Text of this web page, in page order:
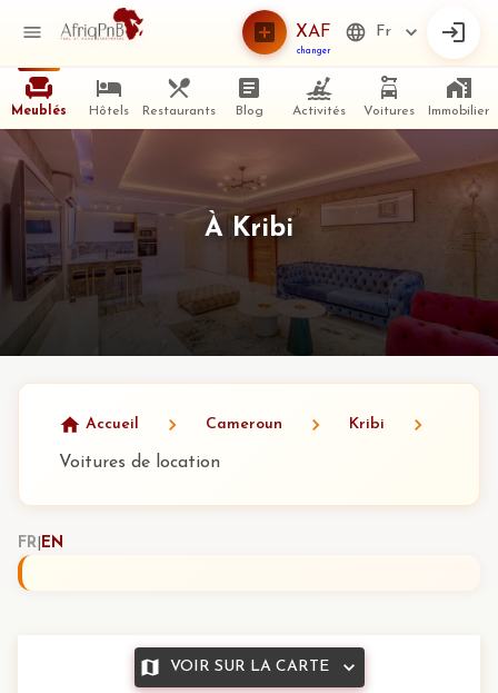
XAF
changer
Fr
Meublés Hôtels Restaurants Blog Activités Voitures Immobilier
À Kribi
Accueil Cameroun Kribi
Voitures de location
FR EN
VOIR SUR LA CARTE